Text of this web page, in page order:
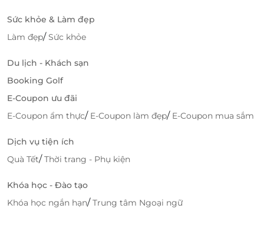
Tiện ích đẳng cấp – Nâng tầm từng khoảnh
Bên cạnh hệ thống phòng nghỉ chất lượng, Bay
Hotel còn sở hữu chuỗi tiện ích vượt trội, đáp ứng
đầy đủ nhu cầu từ thư giãn đến giải trí:
Hồ bơi trong xanh – nơi bạn thả mình dưới làn
Sức khỏe & Làm đẹp
Làm đẹp/Sức khỏe
Du lịch - Khách sạn
Booking Golf
E-Coupon ưu đãi
E-Coupon ẩm thực/ E-Coupon làm đẹp/ E-Coupon mua sắm
Dịch vụ tiện ích
Quà Tết/Thời trang - Phụ kiện
Khóa học - Đào tạo
Khóa học ngắn hạn/Trung tâm Ngoại ngữ